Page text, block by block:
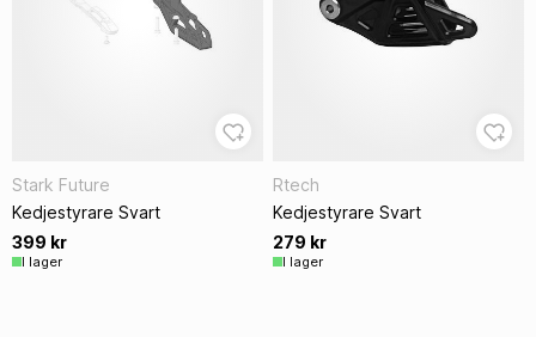
Stark Future
Kedjestyrare Svart
399 kr
I lager
Rtech
Kedjestyrare Svart
279 kr
I lager